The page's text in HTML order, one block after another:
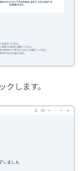
クします。